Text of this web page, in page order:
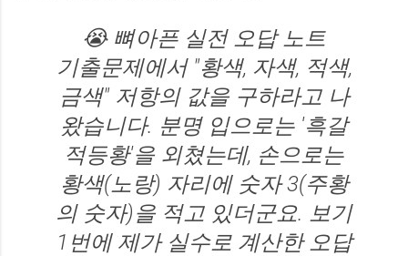
😭 뼈아픈 실전 오답 노트
기출문제에서 "황색, 자색, 적색,
금색" 저항의 값을 구하라고 나
왔습니다. 분명 입으로는 '흑갈
적등황'을 외쳤는데, 손으로는
황색(노랑) 자리에 숫자 3(주황
의 숫자)을 적고 있더군요. 보기
1번에 제가 실수로 계산한 오답